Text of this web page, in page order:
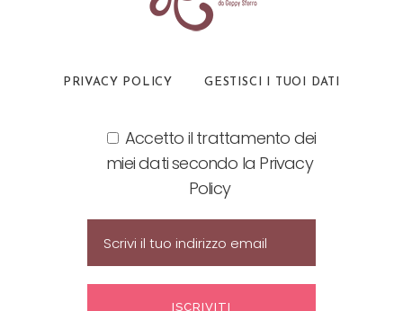
PRIVACY POLICY GESTISCI I TUOI DATI
Accetto il trattamento dei
miei dati secondo la Privacy
Policy